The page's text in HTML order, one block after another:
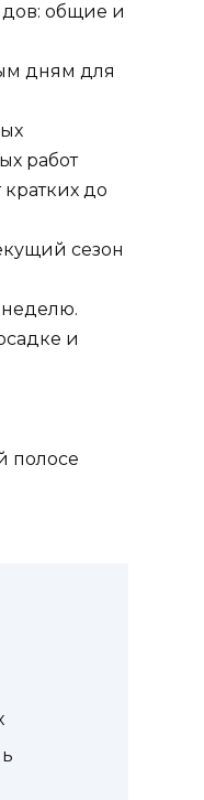
общие и
дням для
работ
до
сезон
и
полосе